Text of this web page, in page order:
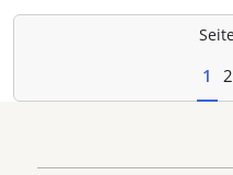
1 2